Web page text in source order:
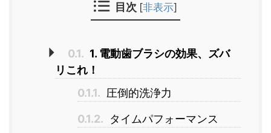
目次 [非表示]
0.1. 1. 電動歯ブラシの効果、ズバ
リこれ！
0.1.1. 圧倒的洗浄力
0.1.2. タイムパフォーマンス